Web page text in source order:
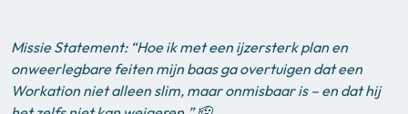
Missie Statement: “Hoe ik met een ijzersterk plan en
onweerlegbare feiten mijn baas ga overtuigen dat een
Workation niet alleen slim, maar onmisbaar is – en dat hij